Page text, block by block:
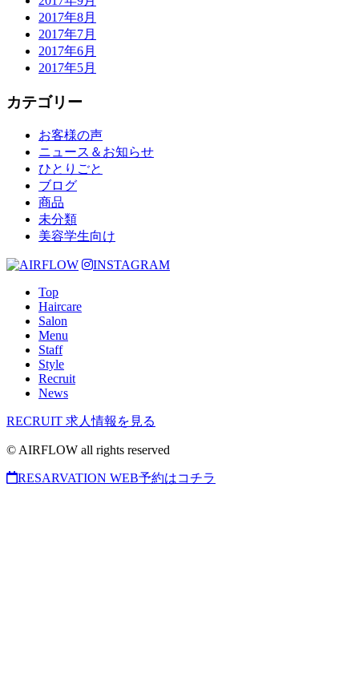
2017年8月
2017年7月
2017年6月
2017年5月
カテゴリー
お客様の声
ニュース＆お知らせ
ひとりごと
ブログ
商品
未分類
美容学生向け
INSTAGRAM
Top
Haircare
Salon
Menu
Staff
Style
Recruit
News
RECRUIT 求人情報を見る
© AIRFLOW all rights reserved
RESARVATION WEB予約はコチラ